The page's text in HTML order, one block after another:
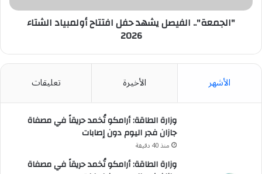
"الجمعة".. الفيصل يشهد حفل افتتاح أولمبياد الشتاء
2026
الأشهر الأخيرة تعليقات
وزارة الطاقة: أرامكو تُخمد حريقاً في مصفاة
جازان فجر اليوم دون إصابات
منذ 40 دقيقة
وزارة الطاقة: أرامكو تُخمد حريقاً في مصفاة